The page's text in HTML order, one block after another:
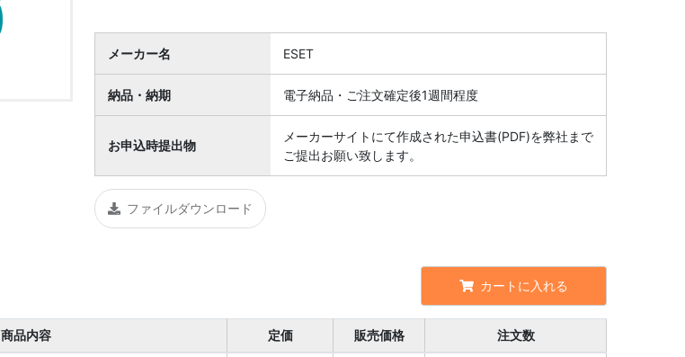
メーカー名 ESET
納品・納期 電子納品・ご注文確定後1週間程度
お申込時提出物
メーカーサイトにて作成された申込書(PDF)を弊社まで
ご提出お願い致します。
ファイルダウンロード
カートに入れる
商品内容 定価 販売価格 注文数